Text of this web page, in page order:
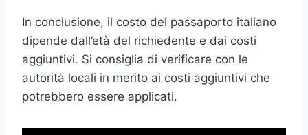
In conclusione, il costo del passaporto italiano
dipende dall’età del richiedente e dai costi
aggiuntivi. Si consiglia di verificare con le
autorità locali in merito ai costi aggiuntivi che
potrebbero essere applicati.